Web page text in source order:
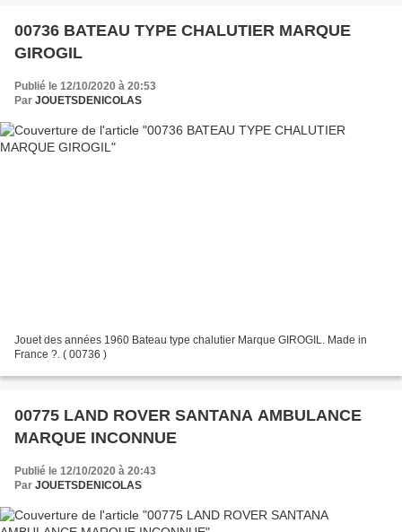
00736 BATEAU TYPE CHALUTIER MARQUE
GIROGIL
Publié le 12/10/2020 à 20:53
Par JOUETSDENICOLAS
Jouet des années 1960 Bateau type chalutier Marque GIROGIL. Made in
France ?. ( 00736 )
00775 LAND ROVER SANTANA AMBULANCE
MARQUE INCONNUE
Publié le 12/10/2020 à 20:43
Par JOUETSDENICOLAS